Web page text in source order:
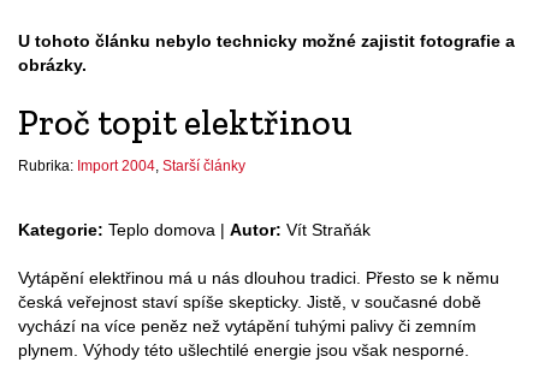
U tohoto článku nebylo technicky možné zajistit fotografie a
obrázky.
Proč topit elektřinou
Rubrika: Import 2004 Starší články
Kategorie: Teplo domova | Autor: Vít Straňák
Vytápění elektřinou má u nás dlouhou tradici. Přesto se k němu
česká veřejnost staví spíše skepticky. Jistě, v současné době
vychází na více peněz než vytápění tuhými palivy či zemním
plynem. Výhody této ušlechtilé energie jsou však nesporné.